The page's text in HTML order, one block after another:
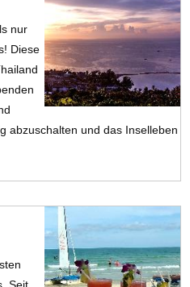
nur
Diese
abzuschalten und das Inselleben
Seit